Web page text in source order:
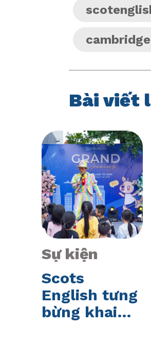
cambridge
Bài viết
Sự kiện
Scots
English tưng
bừng khai